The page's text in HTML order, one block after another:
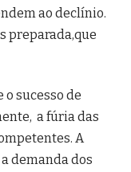
ao declínio.
preparada,que
o sucesso de
a fúria das
A
demanda dos